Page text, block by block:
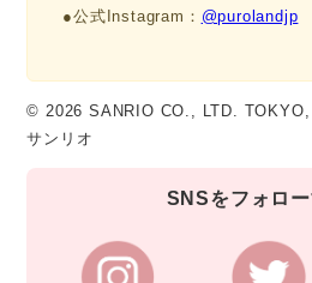
●公式Instagram： @purolandjp
© 2026 SANRIO CO., LTD.
サンリオ
SNSをフォロ